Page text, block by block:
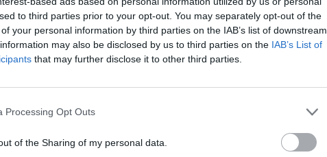
to third parties prior to your opt-out. You may separately opt-out of the
your personal information by third parties on the IAB’s list of downstream
may also be disclosed by us to third parties on the IAB’s List of
that may further disclose it to other third parties.
Processing Opt Outs
of the Sharing of my personal data.
tout en restant fidèle à son modèle low
sur le Texas, ajoutant des villes comme
de l’industrie aérienne aux États-
s’étend à d’autres États, comme la
(Phoenix).
acteur national, desservant des hubs
: Atlanta, dominé par Delta).